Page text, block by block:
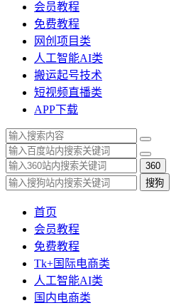
会员教程
免费教程
网创项目类
人工智能AI类
搬运起号技术
短视频直播类
APP下载
360
搜狗
首页
会员教程
免费教程
Tk+国际电商类
人工智能AI类
国内电商类